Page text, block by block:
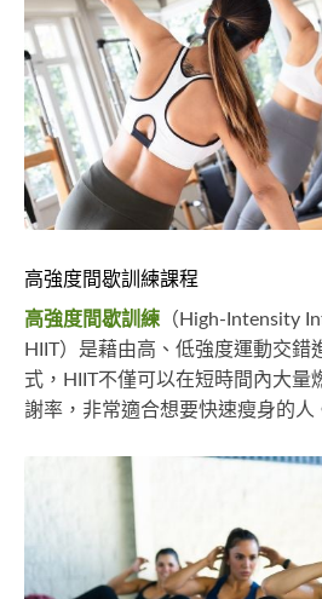
高強度間歇訓練課程
高強度間歇訓練 （High-Intensity
HIIT）是藉由高、低強度運動交錯
式，HIIT不僅可以在短時間內大量
謝率，非常適合想要快速瘦身的人